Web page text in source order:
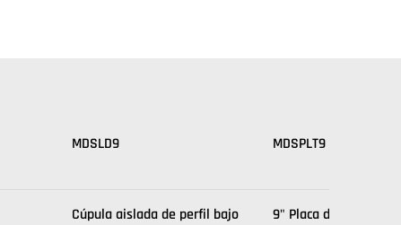
MDSLD9 MDSPLT9
Cúpula aislada de perfil bajo
9" Placa de cerámica